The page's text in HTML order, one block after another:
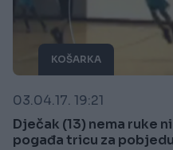
KOŠARKA
03.04.17. 19:21
Dječak (13) nema ruke
pogađa tricu za